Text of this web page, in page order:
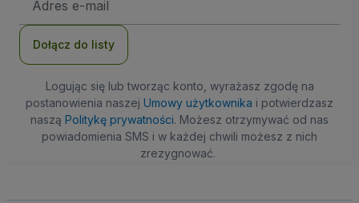
e-
Dołącz do listy
Logując się lub tworząc konto, wyrażasz zgodę na
postanowienia naszej Umowy użytkownika i potwierdzasz
naszą Politykę prywatności. Możesz otrzymywać od nas
powiadomienia SMS i w każdej chwili możesz z nich
zrezygnować.